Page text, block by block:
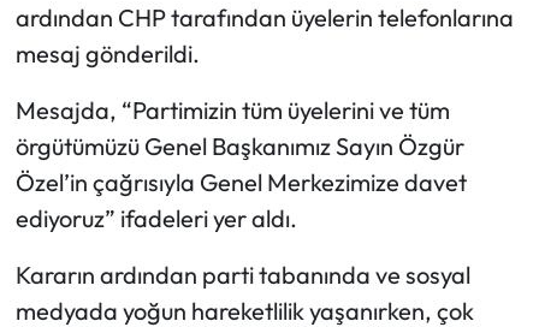
ardından CHP tarafından üyelerin telefonlarına
mesaj gönderildi.
Mesajda, “Partimizin tüm üyelerini ve tüm
örgütümüzü Genel Başkanımız Sayın Özgür
Özel’in çağrısıyla Genel Merkezimize davet
ediyoruz” ifadeleri yer aldı.
Kararın ardından parti tabanında ve sosyal
medyada yoğun hareketlilik yaşanırken, çok
Sağlık
Siyaset
Sungurlu Haberleri
Turizm